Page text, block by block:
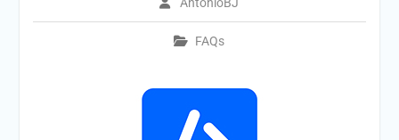
Calendario de Eventos
Evento del 1 de mayo de
FAQs